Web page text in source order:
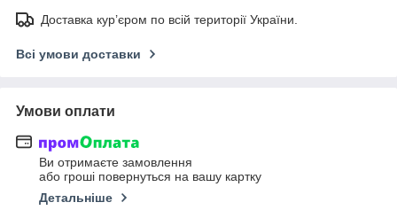
Доставка кур’єром по всій території України.
Всі умови доставки
Умови оплати
Ви отримаєте замовлення
або гроші повернуться на вашу картку
Детальніше